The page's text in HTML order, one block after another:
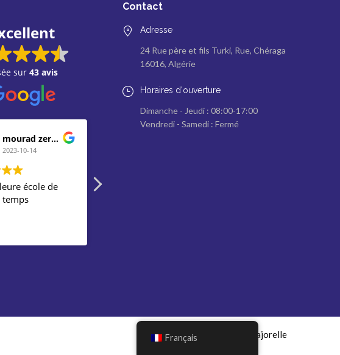
sur 43 avis
mourad zerdani
de
Great education
Contact
Adresse
24 Rue père et fils Turki, Rue, Chéraga
16016, Algérie
Horaires d'ouverture
Dimanche - Jeudi : 08:00-17:00
Vendredi - Samedi : Fermé
École La Majorelle
Français